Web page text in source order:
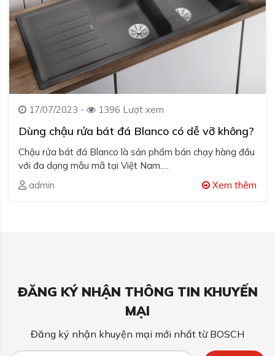
17/07/2023 - 1396 Lượt xem
Dùng chậu rửa bát đá Blanco có dễ vỡ không?
Chậu rửa bát đá Blanco là sản phẩm bán chạy hàng đầu
với đa dạng mẫu mã tại Việt Nam.…
admin
Xem thêm
ĐĂNG KÝ NHẬN THÔNG TIN KHUYẾN
MẠI
Đăng ký nhận khuyện mại mới nhất từ BOSCH